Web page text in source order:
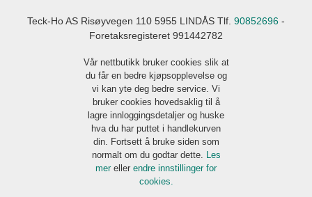
Teck-Ho AS Risøyvegen 110 5955 LINDÅS Tlf. 90852696 -
Foretaksregisteret 991442782
Vår nettbutikk bruker cookies slik at
du får en bedre kjøpsopplevelse og
vi kan yte deg bedre service. Vi
bruker cookies hovedsaklig til å
lagre innloggingsdetaljer og huske
hva du har puttet i handlekurven
din. Fortsett å bruke siden som
normalt om du godtar dette. Les
mer eller endre innstillinger for
cookies.